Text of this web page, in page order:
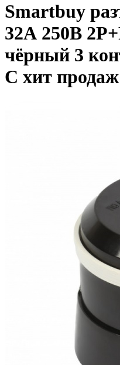
Smartbuy
32А 250В
чёрный 3
C хит